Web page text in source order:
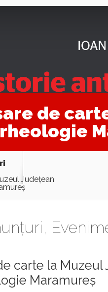
de
Județean
,
carte la Muzeul
Maramureș